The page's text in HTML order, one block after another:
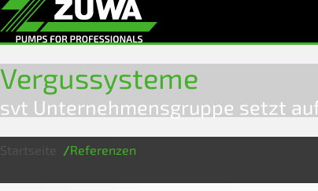
Vergussysteme
svt Unternehmensgruppe setzt
Referenzen